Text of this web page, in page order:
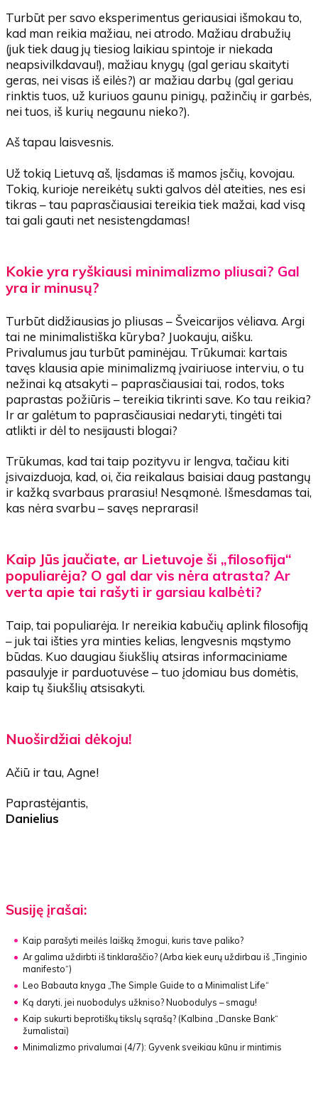
Turbūt per savo eksperimentus geriausiai išmokau to,
kad man reikia mažiau, nei atrodo. Mažiau drabužių
(juk tiek daug jų tiesiog laikiau spintoje ir niekada
neapsivilkdavau!), mažiau knygų (gal geriau skaityti
geras, nei visas iš eilės?) ar mažiau darbų (gal geriau
rinktis tuos, už kuriuos gaunu pinigų, pažinčių ir garbės,
nei tuos, iš kurių negaunu nieko?).
Aš tapau laisvesnis.
Už tokią Lietuvą aš, lįsdamas iš mamos įsčių, kovojau.
Tokią, kurioje nereikėtų sukti galvos dėl ateities, nes esi
tikras – tau paprasčiausiai tereikia tiek mažai, kad visą
tai gali gauti net nesistengdamas!
Kokie yra ryškiausi minimalizmo pliusai? Gal
yra ir minusų?
Turbūt didžiausias jo pliusas – Šveicarijos vėliava. Argi
tai ne minimalistiška kūryba? Juokauju, aišku.
Privalumus jau turbūt paminėjau. Trūkumai: kartais
tavęs klausia apie minimalizmą įvairiuose interviu, o tu
nežinai ką atsakyti – paprasčiausiai tai, rodos, toks
paprastas požiūris – tereikia tikrinti save. Ko tau reikia?
Ir ar galėtum to paprasčiausiai nedaryti, tingėti tai
atlikti ir dėl to nesijausti blogai?
Trūkumas, kad tai taip pozityvu ir lengva, tačiau kiti
įsivaizduoja, kad, oi, čia reikalaus baisiai daug pastangų
ir kažką svarbaus prarasiu! Nesąmonė. Išmesdamas tai,
kas nėra svarbu – savęs neprarasi!
Kaip Jūs jaučiate, ar Lietuvoje ši „filosofija“
populiarėja? O gal dar vis nėra atrasta? Ar
verta apie tai rašyti ir garsiau kalbėti?
Taip, tai populiarėja. Ir nereikia kabučių aplink filosofiją
– juk tai išties yra minties kelias, lengvesnis mąstymo
būdas. Kuo daugiau šiukšlių atsiras informaciniame
pasaulyje ir parduotuvėse – tuo įdomiau bus domėtis,
kaip tų šiukšlių atsisakyti.
Nuoširdžiai dėkoju!
Ačiū ir tau, Agne!
Paprastėjantis,
Danielius
Susiję įrašai:
Kaip parašyti meilės laišką žmogui, kuris tave paliko?
Ar galima uždirbti iš tinklaraščio? (Arba kiek eurų uždirbau iš „Tinginio
manifesto“)
Leo Babauta knyga „The Simple Guide to a Minimalist Life“
Ką daryti, jei nuobodulys užkniso?Nuobodulys – smagu!
Kaip sukurti beprotiškų tikslų sąrašą? (Kalbina „Danske Bank“
žurnalistai)
Minimalizmo privalumai (4/7): Gyvenk sveikiau kūnu ir mintimis